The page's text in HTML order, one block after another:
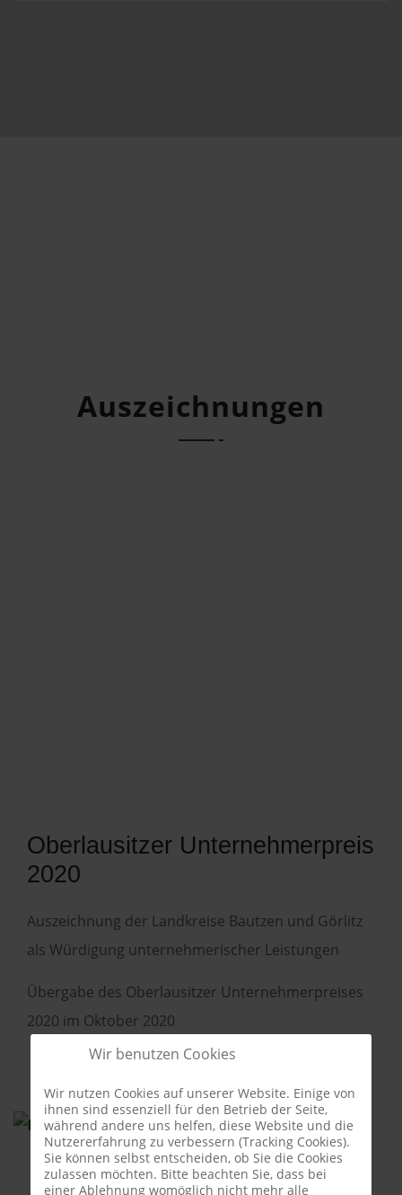
Auszeichnungen
Oberlausitzer Unternehmerpreis
2020
Auszeichnung der Landkreise Bautzen und Görlitz
als Würdigung unternehmerischer Leistungen
Übergabe des Oberlausitzer Unternehmerpreises
2020 im Oktober 2020
Wir benutzen Cookies
Wir nutzen Cookies auf unserer Website. Einige von
ihnen sind essenziell für den Betrieb der Seite,
während andere uns helfen, diese Website und die
Nutzererfahrung zu verbessern (Tracking Cookies).
Sie können selbst entscheiden, ob Sie die Cookies
zulassen möchten. Bitte beachten Sie, dass bei
einer Ablehnung womöglich nicht mehr alle